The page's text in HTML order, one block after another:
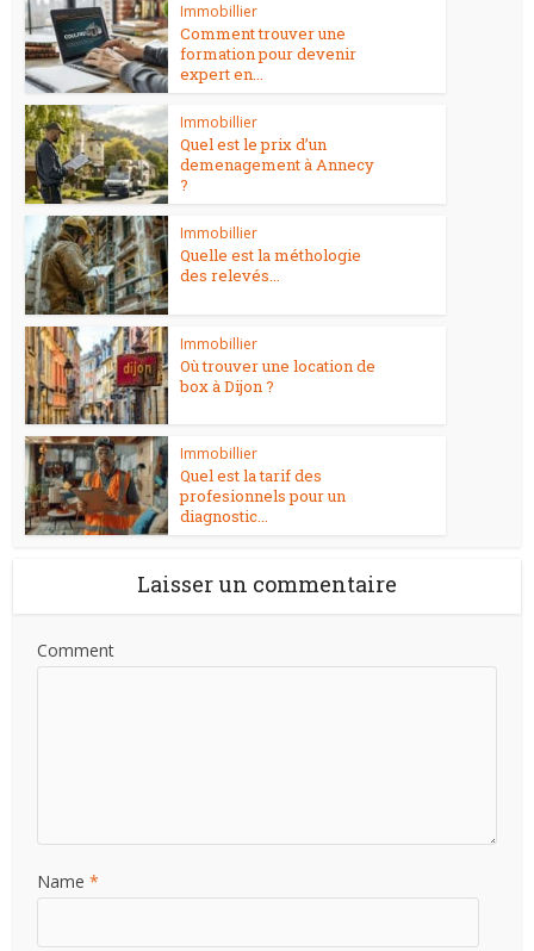
Immobillier
Comment trouver une
formation pour devenir
expert en...
Immobillier
Quel est le prix d’un
demenagement à Annecy
?
Immobillier
Quelle est la méthologie
des relevés...
Immobillier
Où trouver une location de
box à Dijon ?
Immobillier
Quel est la tarif des
profesionnels pour un
diagnostic...
Laisser un commentaire
Comment
Name *